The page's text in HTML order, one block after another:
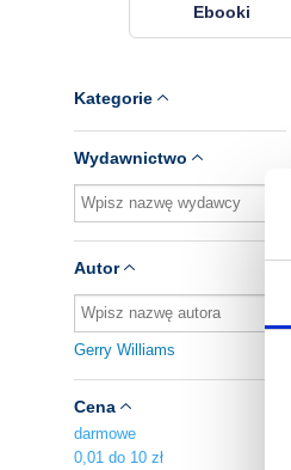
Ebooki
Kategorie
Wydawnictwo
Autor
Gerry Williams
Cena
darmowe
0,01 do 10 zł